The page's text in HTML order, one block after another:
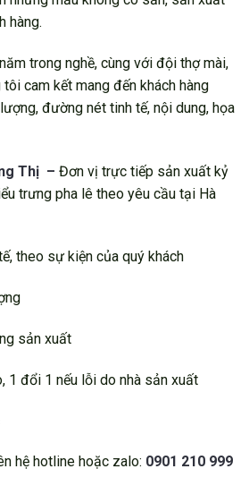
hàng.
trong nghề, cùng với đội thợ mài,
cam kết mang đến khách hàng
đường nét tinh tế, nội dung, họa
Thị – Đơn vị trực tiếp sản xuất kỷ
trưng pha lê theo yêu cầu tại Hà
theo sự kiện của quý khách
sản xuất
1 đổi 1 nếu lỗi do nhà sản xuất
hệ hotline hoặc zalo: 0901 210 999